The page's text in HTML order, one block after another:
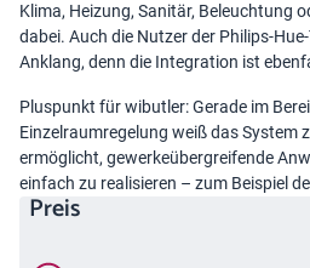
Klima, Heizung, Sanitär, Beleuchtung
dabei. Auch die Nutzer der Philips-
Anklang, denn die Integration ist
Pluspunkt für wibutler: Gerade im
Einzelraumregelung weiß das System
ermöglicht, gewerkeübergreifende
einfach zu realisieren – zum Beispiel
Preis